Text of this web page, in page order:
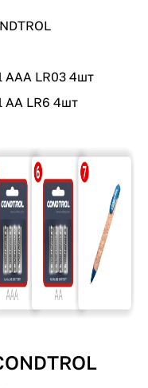
LR03 4шт
AA LR6 4шт
раз в 2 недели